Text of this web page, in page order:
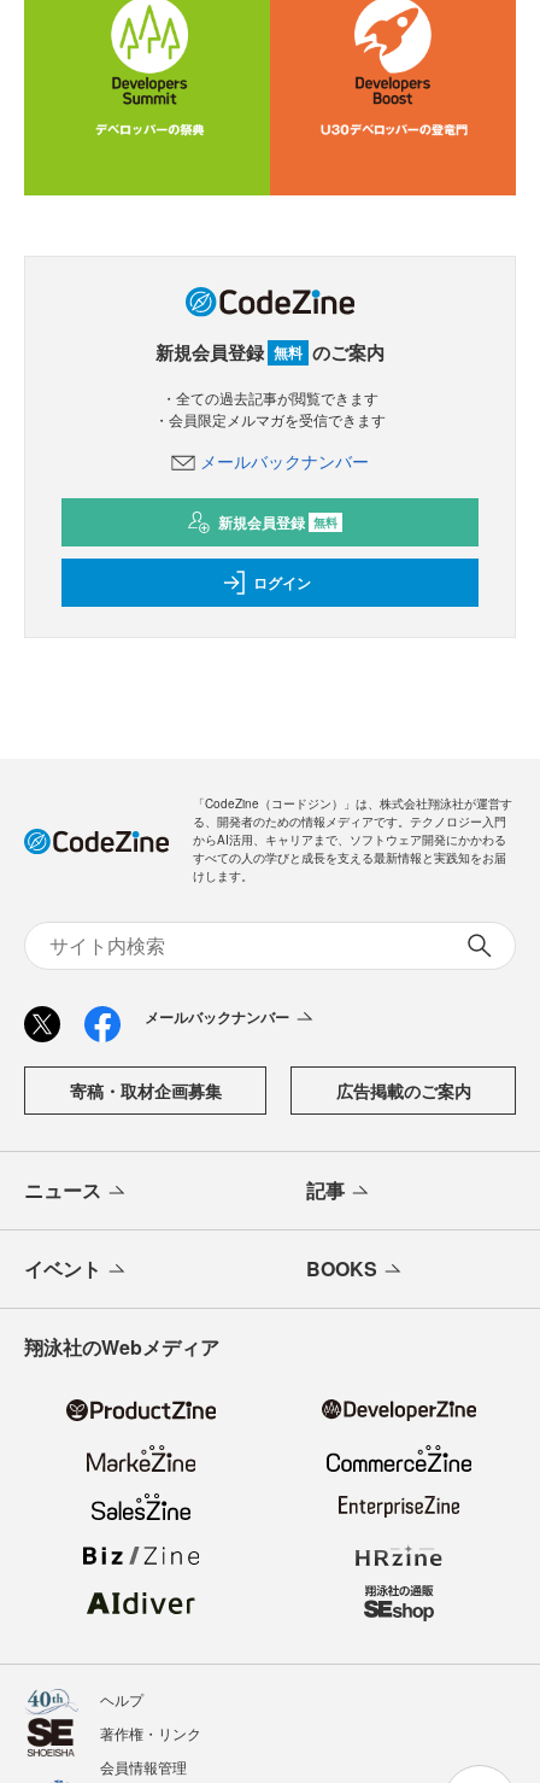
新規会員登録 無料 のご案内
・全ての過去記事が閲覧できます
・会員限定メルマガを受信できます
メールバックナンバー
新規会員登録 無料
ログイン
「CodeZine（コードジン）」は、株式会社翔泳社が運営す
る、開発者のための情報メディアです。テクノロジー入門
からAI活用、キャリアまで、ソフトウェア開発にかかわる
すべての人の学びと成長を支える最新情報と実践知をお届
けします。
メールバックナンバー
寄稿・取材企画募集 広告掲載のご案内
ニュース 記事
イベント BOOKS
翔泳社のWebメディア
ヘルプ
著作権・リンク
会員情報管理